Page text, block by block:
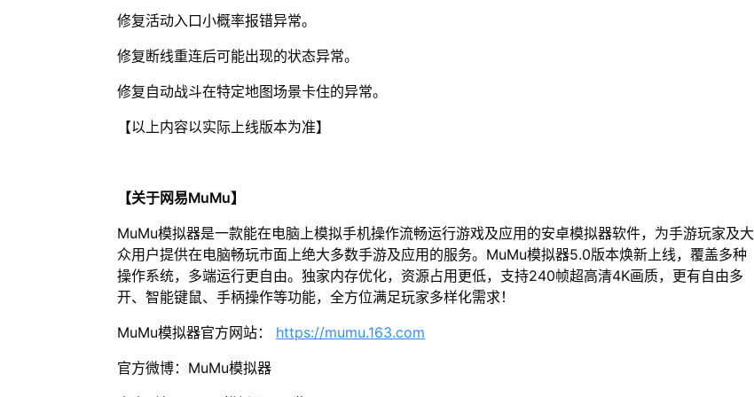
修复活动入口小概率报错异常。
修复断线重连后可能出现的状态异常。
修复自动战斗在特定地图场景卡住的异常。
【以上内容以实际上线版本为准】
【关于网易MuMu】
MuMu模拟器是一款能在电脑上模拟手机操作流畅运行游戏及应用的安卓模拟器软件，为手游玩家及大
众用户提供在电脑畅玩市面上绝大多数手游及应用的服务。MuMu模拟器5.0版本焕新上线，覆盖多种
操作系统，多端运行更自由。独家内存优化，资源占用更低，支持240帧超高清4K画质，更有自由多
开、智能键鼠、手柄操作等功能，全方位满足玩家多样化需求！
MuMu模拟器官方网站： https://mumu.163.com
官方微博：MuMu模拟器